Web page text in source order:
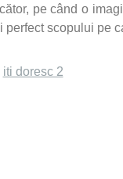
pe când o
perfect scopului pe